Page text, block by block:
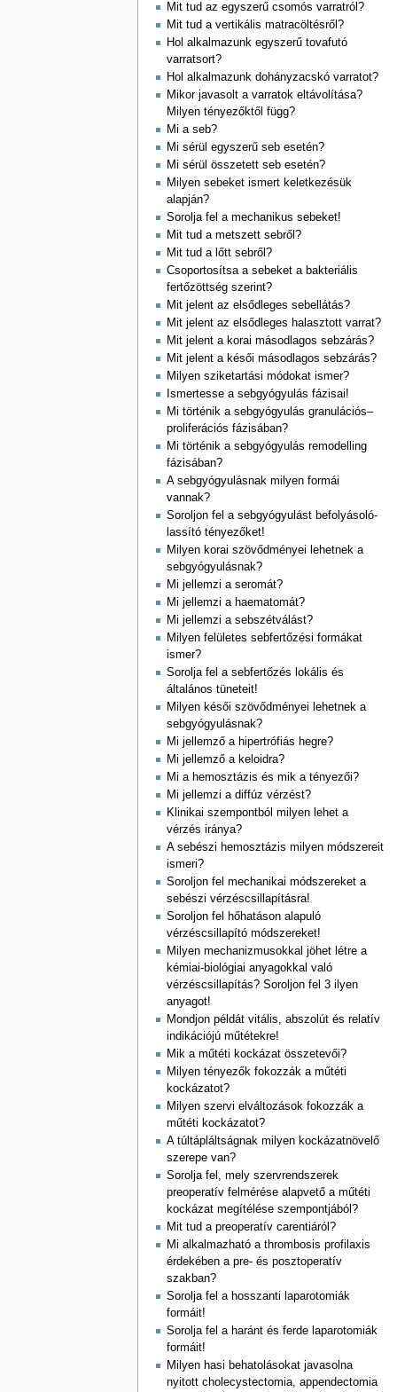
Mit tud az egyszerű csomós varratról?
Mit tud a vertikális matracöltésről?
Hol alkalmazunk egyszerű tovafutó
varratsort?
Hol alkalmazunk dohányzacskó varratot?
Mikor javasolt a varratok eltávolítása?
Milyen tényezőktől függ?
Mi a seb?
Mi sérül egyszerű seb esetén?
Mi sérül összetett seb esetén?
Milyen sebeket ismert keletkezésük
alapján?
Sorolja fel a mechanikus sebeket!
Mit tud a metszett sebről?
Mit tud a lőtt sebről?
Csoportosítsa a sebeket a bakteriális
fertőzöttség szerint?
Mit jelent az elsődleges sebellátás?
Mit jelent az elsődleges halasztott varrat?
Mit jelent a korai másodlagos sebzárás?
Mit jelent a késői másodlagos sebzárás?
Milyen sziketartási módokat ismer?
Ismertesse a sebgyógyulás fázisai!
Mi történik a sebgyógyulás granulációs–
proliferációs fázisában?
Mi történik a sebgyógyulás remodelling
fázisában?
A sebgyógyulásnak milyen formái
vannak?
Soroljon fel a sebgyógyulást befolyásoló-
lassító tényezőket!
Milyen korai szövődményei lehetnek a
sebgyógyulásnak?
Mi jellemzi a seromát?
Mi jellemzi a haematomát?
Mi jellemzi a sebszétválást?
Milyen felületes sebfertőzési formákat
ismer?
Sorolja fel a sebfertőzés lokális és
általános tüneteit!
Milyen késői szövődményei lehetnek a
sebgyógyulásnak?
Mi jellemző a hipertrófiás hegre?
Mi jellemző a keloidra?
Mi a hemosztázis és mik a tényezői?
Mi jellemzi a diffúz vérzést?
Klinikai szempontból milyen lehet a
vérzés iránya?
A sebészi hemosztázis milyen módszereit
ismeri?
Soroljon fel mechanikai módszereket a
sebészi vérzéscsillapításra!
Soroljon fel hőhatáson alapuló
vérzéscsillapító módszereket!
Milyen mechanizmusokkal jöhet létre a
kémiai-biológiai anyagokkal való
vérzéscsillapítás? Soroljon fel 3 ilyen
anyagot!
Mondjon példát vitális, abszolút és relatív
indikációjú műtétekre!
Mik a műtéti kockázat összetevői?
Milyen tényezők fokozzák a műtéti
kockázatot?
Milyen szervi elváltozások fokozzák a
műtéti kockázatot?
A túltápláltságnak milyen kockázatnövelő
szerepe van?
Sorolja fel, mely szervrendszerek
preoperatív felmérése alapvető a műtéti
kockázat megítélése szempontjából?
Mit tud a preoperatív carentiáról?
Mi alkalmazható a thrombosis profilaxis
érdekében a pre- és posztoperatív
szakban?
Sorolja fel a hosszanti laparotomiák
formáit!
Sorolja fel a haránt és ferde laparotomiák
formáit!
Milyen hasi behatolásokat javasolna
nyitott cholecystectomia, appendectomia